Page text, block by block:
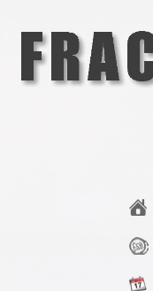
contenu